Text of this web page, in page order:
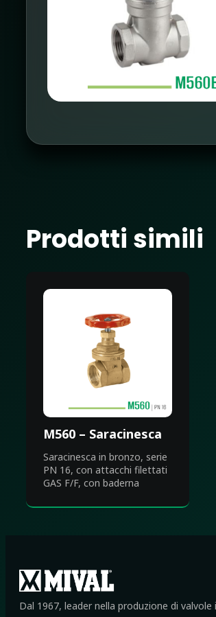
Prodotti simili
M560 – Saracinesca
Saracinesca in bronzo, serie
PN 16, con attacchi filettati
GAS F/F, con baderna
Dal 1967, leader nella produzione di